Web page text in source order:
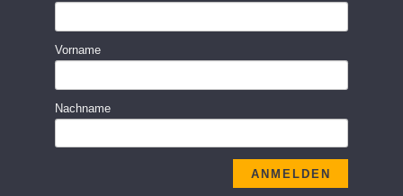
Vorname
Nachname
ANMELDEN